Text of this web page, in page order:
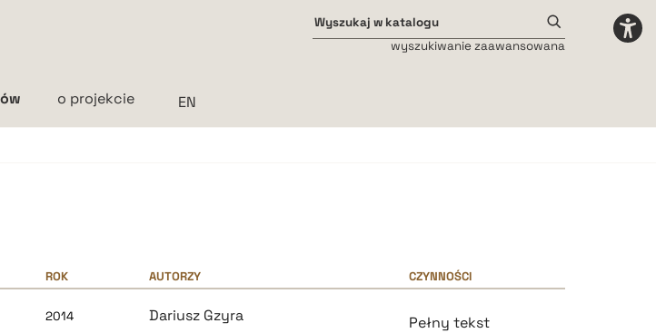
o projekcie
wyszukiwanie zaawansowana
ROK AUTORZY CZYNNOŚCI
2014 Dariusz Gzyra Pełny tekst